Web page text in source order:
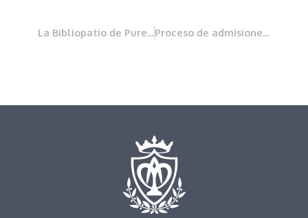
La Bibliopatio de Pureza Proceso de admisiones 2024/25